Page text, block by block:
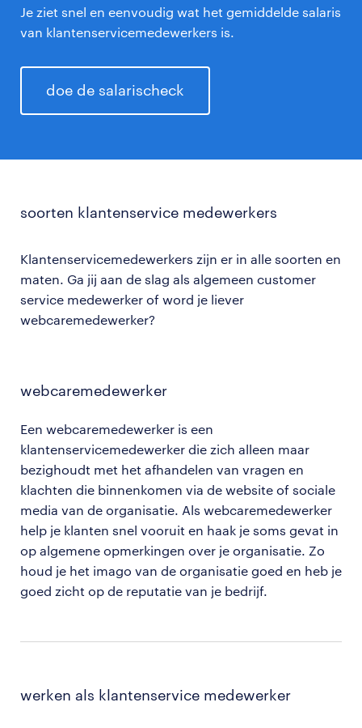
Je ziet snel en eenvoudig wat het gemiddelde salaris
van klantenservicemedewerkers is.
doe de salarischeck
soorten klantenservice medewerkers
Klantenservicemedewerkers zijn er in alle soorten en
maten. Ga jij aan de slag als algemeen customer
service medewerker of word je liever
webcaremedewerker?
webcaremedewerker
Een webcaremedewerker is een
klantenservicemedewerker die zich alleen maar
bezighoudt met het afhandelen van vragen en
klachten die binnenkomen via de website of sociale
media van de organisatie. Als webcaremedewerker
help je klanten snel vooruit en haak je soms gevat in
op algemene opmerkingen over je organisatie. Zo
houd je het imago van de organisatie goed en heb je
goed zicht op de reputatie van je bedrijf.
werken als klantenservice medewerker